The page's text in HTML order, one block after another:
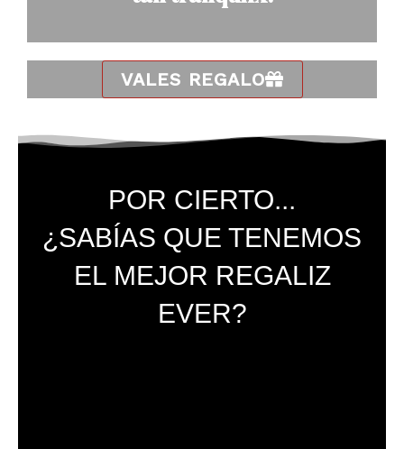
VALES REGALO
POR CIERTO...
¿SABÍAS QUE TENEMOS
EL MEJOR REGALIZ
EVER?